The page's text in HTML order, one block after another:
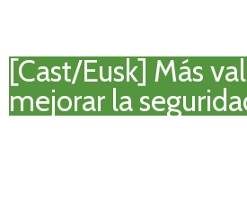
[Cast/Eusk] Más
mejorar la